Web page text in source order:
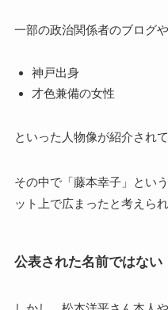
一部の政治関係者のブログや
神戸出身
才色兼備の女性
といった人物像が紹介されて
その中で「藤本幸子」とい
ット上で広まったと考えられ
公表された名前ではない